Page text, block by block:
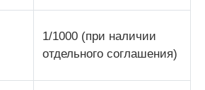
1/1000 (при наличии
отдельного соглашения)